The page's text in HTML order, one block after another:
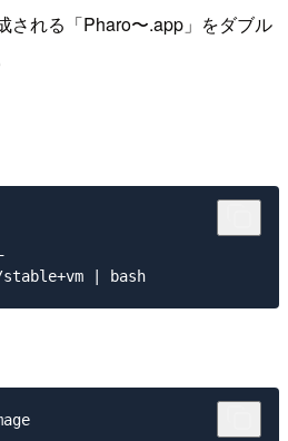
される「Pharo〜.app」をダブル